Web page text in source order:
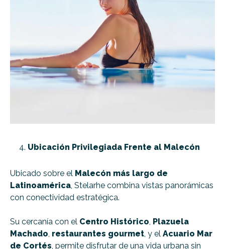
Ubicación Privilegiada Frente al Malecón
Ubicado sobre el Malecón más largo de
Latinoamérica , Stelarhe combina vistas panorámicas
con conectividad estratégica.
Su cercanía con el Centro Histórico Plazuela
Machado restaurantes gourmet , y el Acuario Mar
de Cortés , permite disfrutar de una vida urbana sin